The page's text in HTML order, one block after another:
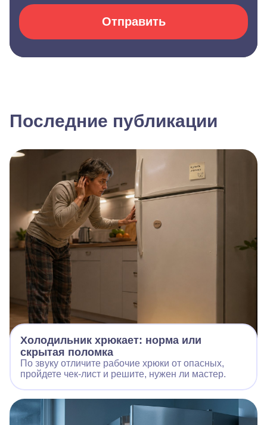
Отправить
Последние публикации
Холодильник хрюкает: норма или
скрытая поломка
По звуку отличите рабочие хрюки от опасных,
пройдете чек‑лист и решите, нужен ли мастер.